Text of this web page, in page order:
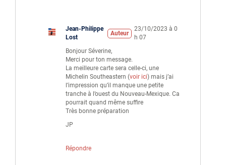
Jean-Philippe
Lost
Auteur
23/10/2023 à 0
h 07
Bonjour Séverine,
Merci pour ton message.
La meilleure carte sera celle-ci, une
Michelin Southeastern (voir ici) mais j’ai
l’impression qu’il manque une petite
tranche à l’ouest du Nouveau-Mexique. Ca
pourrait quand même suffire
Très bonne préparation
JP
Répondre